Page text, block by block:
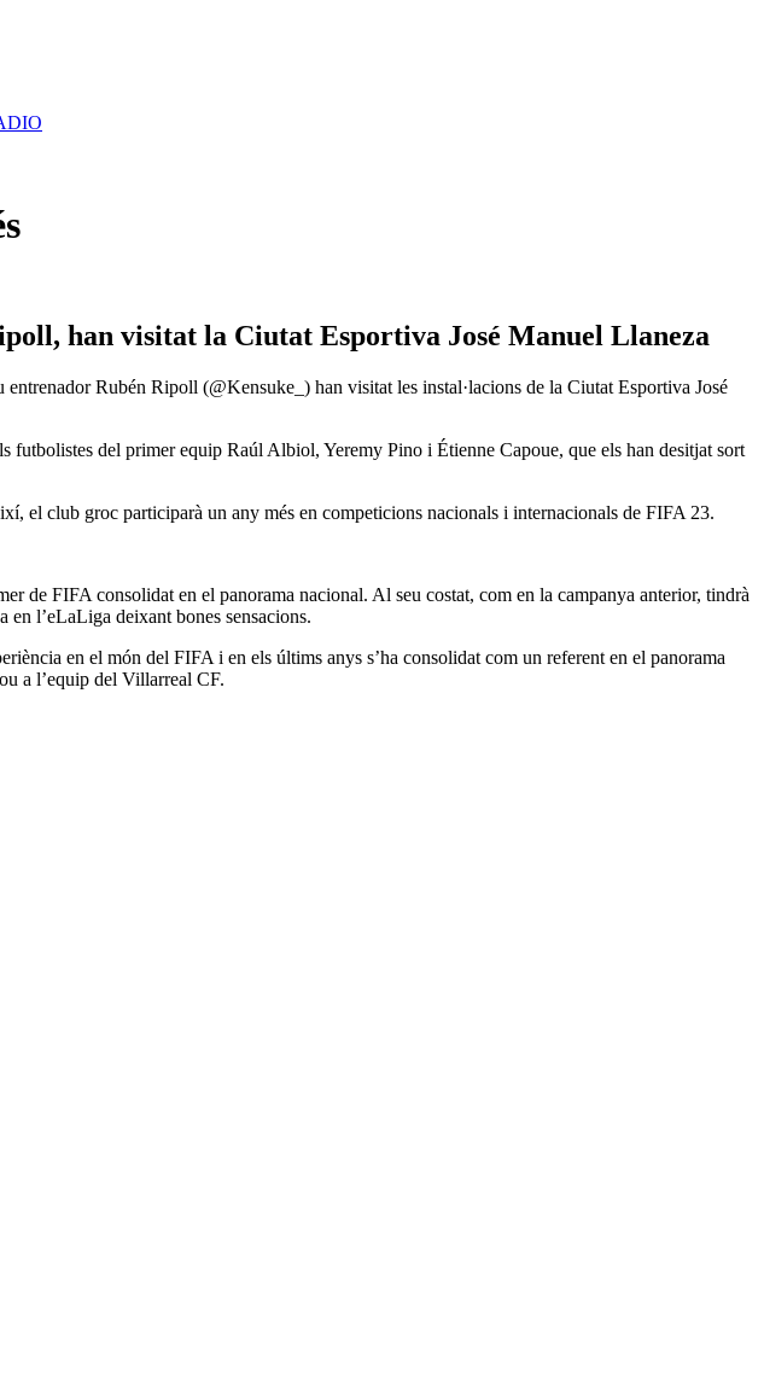
han visitat la Ciutat Esportiva José Manuel Llaneza
Rubén Ripoll (@Kensuke_) han visitat les instal·lacions de la Ciutat Esportiva José
futbolistes del primer equip Raúl Albiol, Yeremy Pino i Étienne Capoue, que els han desitjat sort
el club groc participarà un any més en competicions nacionals i internacionals de FIFA 23.
de FIFA consolidat en el panorama nacional. Al seu costat, com en la campanya anterior, tindrà
l’eLaLiga deixant bones sensacions.
en el món del FIFA i en els últims anys s’ha consolidat com un referent en el panorama
a l’equip del Villarreal CF.